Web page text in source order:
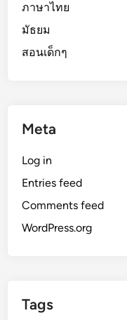
ภาษาไทย
มัธยม
สอนเด็กๆ
Meta
Log in
Entries feed
Comments feed
WordPress.org
Tags